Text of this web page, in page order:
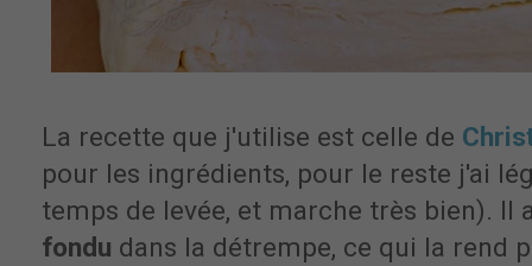
La recette que j'utilise est celle de
pour les ingrédients, pour le reste j'ai
temps de levée, et marche très bien). Il
fondu dans la détrempe, ce qui la rend